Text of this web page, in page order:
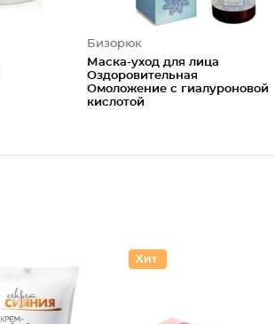
Бизорюк
Маска-уход для лица
Оздоровительная
Омоложение с гиалуроновой
кислотой